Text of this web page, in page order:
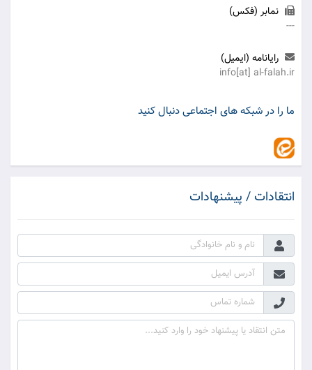
نمابر (فکس)
---
رایانامه (ایمیل)
info[at] al-falah.ir
ما را در شبکه های اجتماعی دنبال کنید
انتقادات / پیشنهادات